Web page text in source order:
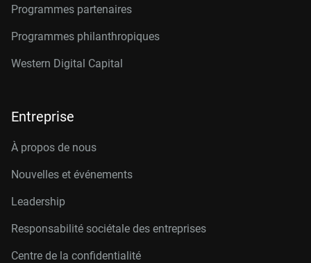
Programmes partenaires
Programmes philanthropiques
Western Digital Capital
Entreprise
À propos de nous
Nouvelles et événements
Leadership
Responsabilité sociétale des entreprises
Centre de la confidentialité